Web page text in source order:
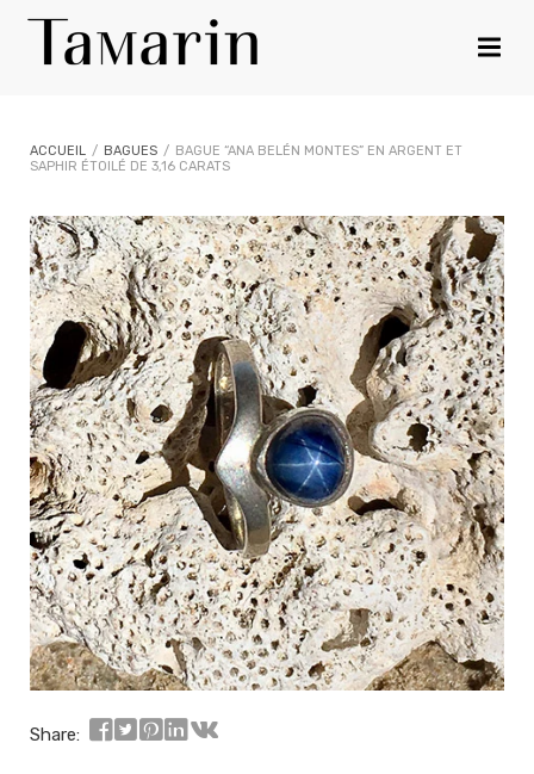
ACCUEIL / BAGUES / BAGUE “ANA BELÉN MONTES” EN ARGENT ET
SAPHIR ÉTOILÉ DE 3,16 CARATS
Share: